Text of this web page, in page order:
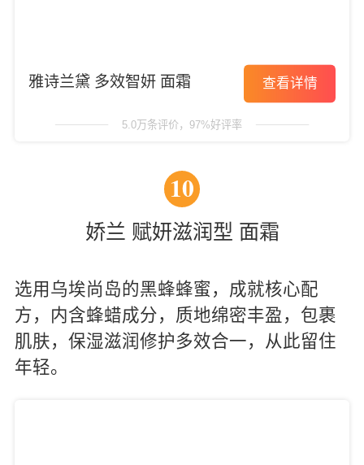
雅诗兰黛 多效智妍 面霜 查看详情
5.0万条评价，97%好评率
10
娇兰 赋妍滋润型 面霜
选用乌埃尚岛的黑蜂蜂蜜，成就核心配
方，内含蜂蜡成分，质地绵密丰盈，包裹
肌肤，保湿滋润修护多效合一，从此留住
年轻。